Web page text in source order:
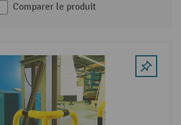
Comparer le produit